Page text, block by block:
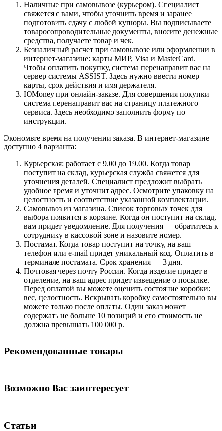
Наличные при самовывозе (курьером). Специалист
свяжется с вами, чтобы уточнить время и заранее
подготовить сдачу с любой купюры. Вы подписываете
товаросопроводительные документы, вносите денежные
средства, получаете товар и чек.
Безналичный расчет при самовывозе или оформлении в
интернет-магазине: карты МИР, Visa и MasterCard.
Чтобы оплатить покупку, система перенаправит вас на
сервер системы ASSIST. Здесь нужно ввести номер
карты, срок действия и имя держателя.
ЮMoney при онлайн-заказе. Для совершения покупки
система перенаправит вас на страницу платежного
сервиса. Здесь необходимо заполнить форму по
инструкции.
Экономьте время на получении заказа. В интернет-магазине
доступно 4 варианта:
Курьерская: работает с 9.00 до 19.00. Когда товар
поступит на склад, курьерская служба свяжется для
уточнения деталей. Специалист предложит выбрать
удобное время и уточнит адрес. Осмотрите упаковку на
целостность и соответствие указанной комплектации.
Самовывоз из магазина. Список торговых точек для
выбора появится в корзине. Когда он поступит на склад,
вам придет уведомление. Для получения — обратитесь к
сотруднику в кассовой зоне и назовите номер.
Постамат. Когда товар поступит на точку, на ваш
телефон или e-mail придет уникальный код. Оплатить в
терминале постамата. Срок хранения — 3 дня.
Почтовая через почту России. Когда изделие придет в
отделение, на ваш адрес придет извещение о посылке.
Перед оплатой вы можете оценить состояние коробки:
вес, целостность. Вскрывать коробку самостоятельно вы
можете только после оплаты. Один заказ может
содержать не больше 10 позиций и его стоимость не
должна превышать 100 000 р.
Рекомендованные товары
Возможно Вас заинтересует
Статьи